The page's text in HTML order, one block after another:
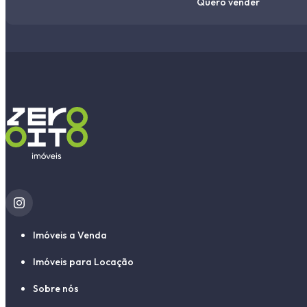
Imóveis a Venda
Imóveis para Locação
Sobre nós